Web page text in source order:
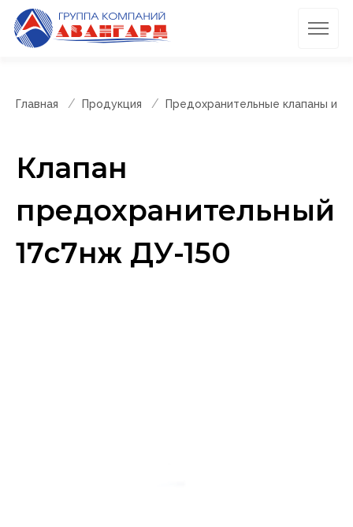
Главная Продукция Предохранительные клапаны и
Клапан
предохранительный
17с7нж ДУ-150